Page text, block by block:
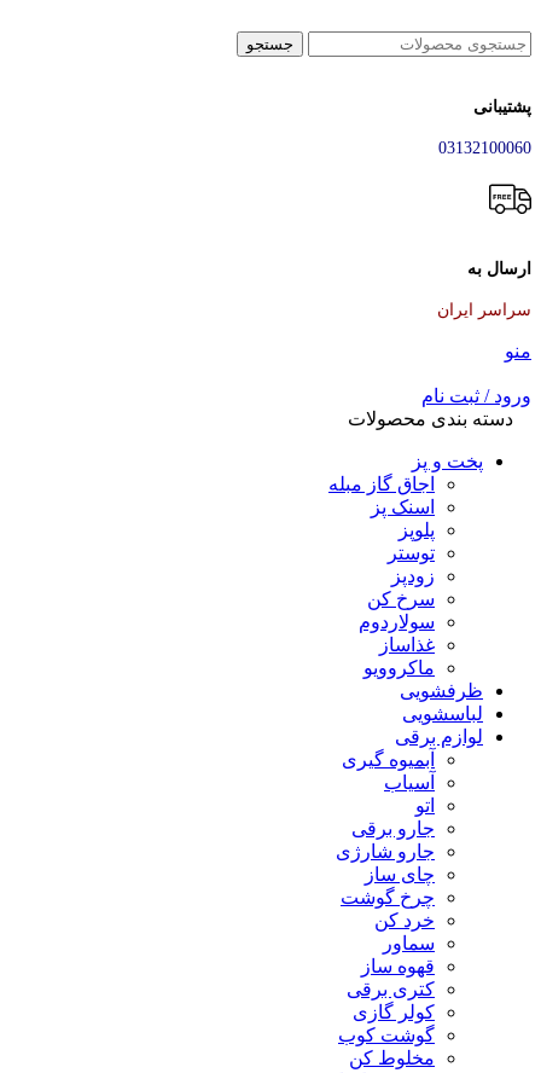
جستجو
پشتیبانی
03132100060
ارسال به
سراسر ایران
منو
ورود / ثبت نام
دسته بندی محصولات
پخت و پز
اجاق گاز مبله
اسنک پز
پلوپز
توستر
زودپز
سرخ کن
سولاردوم
غذاساز
ماکروویو
ظرفشویی
لباسشویی
لوازم برقی
آبمیوه گیری
آسیاب
اتو
جارو برقی
جارو شارژی
چای ساز
چرخ گوشت
خرد کن
سماور
قهوه ساز
کتری برقی
کولر گازی
گوشت کوب
مخلوط کن